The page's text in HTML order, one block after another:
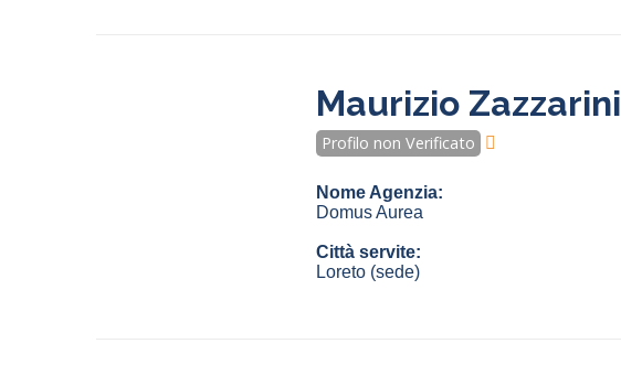
Maurizio Zazzarini
Profilo non Verificato
Nome Agenzia:
Domus Aurea
Città servite:
Loreto (sede)